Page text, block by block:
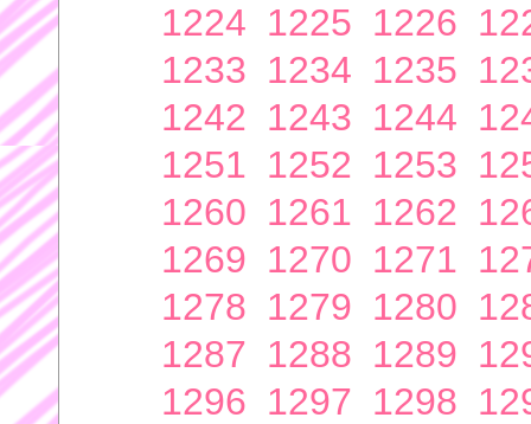
1224 1225 1226
1233 1234 1235
1242 1243 1244
1251 1252 1253
1260 1261 1262
1269 1270 1271
1278 1279 1280
1287 1288 1289
1296 1297 1298